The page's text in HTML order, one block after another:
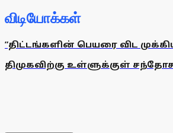
விடியோக்கள்
”திட்டங்களின் பெயரை விட
திமுகவிற்கு உள்ளுக்குள்